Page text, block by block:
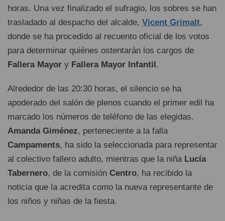
horas. Una vez finalizado el sufragio, los sobres se han
trasladado al despacho del alcalde, Vicent Grimalt,
donde se ha procedido al recuento oficial de los votos
para determinar quiénes ostentarán los cargos de
Fallera Mayor y Fallera Mayor Infantil .
Alrededor de las 20:30 horas, el silencio se ha
apoderado del salón de plenos cuando el primer edil ha
marcado los números de teléfono de las elegidas.
Amanda Giménez, perteneciente a la falla
Campaments, ha sido la seleccionada para representar
al colectivo fallero adulto, mientras que la niña Lucía
Tabernero, de la comisión Centro, ha recibido la
noticia que la acredita como la nueva representante de
los niños y niñas de la fiesta.